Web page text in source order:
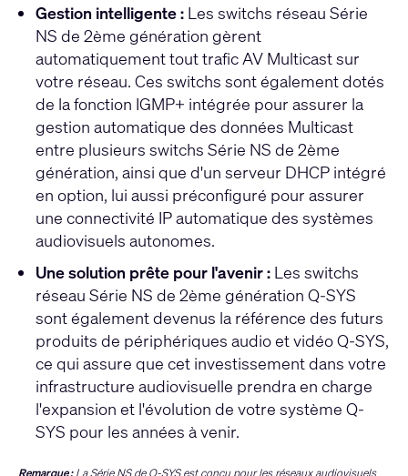
Gestion intelligente : Les switchs réseau Série
NS de 2ème génération gèrent
automatiquement tout trafic AV Multicast sur
votre réseau. Ces switchs sont également dotés
de la fonction IGMP+ intégrée pour assurer la
gestion automatique des données Multicast
entre plusieurs switchs Série NS de 2ème
génération, ainsi que d'un serveur DHCP intégré
en option, lui aussi préconfiguré pour assurer
une connectivité IP automatique des systèmes
audiovisuels autonomes.
Une solution prête pour l'avenir : Les switchs
réseau Série NS de 2ème génération Q-SYS
sont également devenus la référence des futurs
produits de périphériques audio et vidéo Q-SYS,
ce qui assure que cet investissement dans votre
infrastructure audiovisuelle prendra en charge
l'expansion et l'évolution de votre système Q-
SYS pour les années à venir.
Remarque :La Série NS de Q-SYS est conçu pour les réseaux audiovisuels